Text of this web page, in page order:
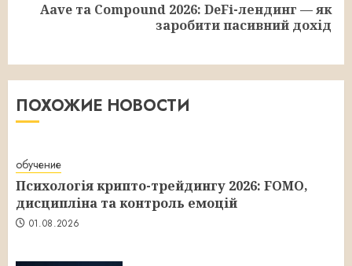
Следующая
Aave та Compound 2026: DeFi-лендинг — як
заробити пасивний дохід
ПОХОЖИЕ НОВОСТИ
обучение
Психологія крипто-трейдингу 2026: FOMO,
дисципліна та контроль емоцій
01.08.2026